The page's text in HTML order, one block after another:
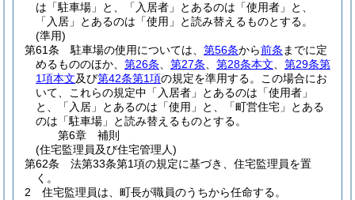
は「駐車場」と、「入居者」とあるのは「使用者」と、
「入居」とあるのは「使用」と読み替えるものとする。
(準用)
第61条
駐車場の使用については、 第56条から前条 までに定
めるもののほか、 第26条 第27条 第28条本文
第29条第
1項本文及び第42条第1項の規定を準用する。
この場合にお
いて、これらの規定中「入居者」とあるのは「使用者」
と、「入居」とあるのは「使用」と、「町営住宅」とある
のは「駐車場」と読み替えるものとする。
第6章
補則
(住宅監理員及び住宅管理人)
第62条
法第33条第1項の規定に基づき、住宅監理員を置
く。
2
住宅監理員は、町長が職員のうちから任命する。